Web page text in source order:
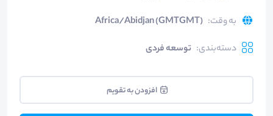
به وقت:
Africa/Abidjan (GMTGMT)
دسته‌بندی: توسعه فردی
افزودن به تقویم